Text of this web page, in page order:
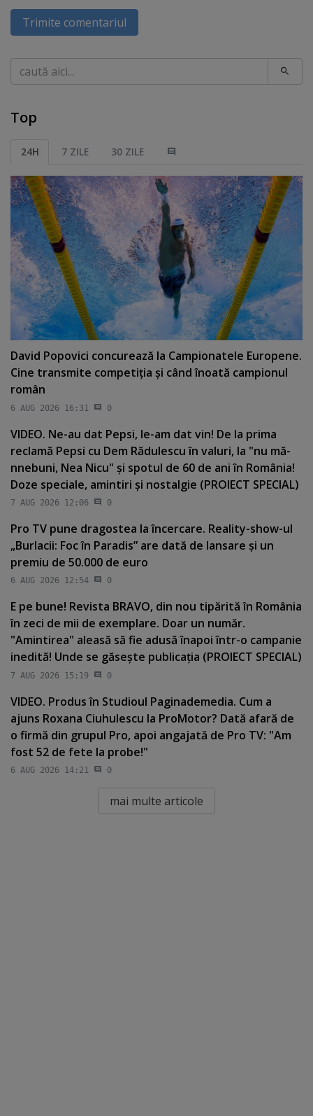
Trimite comentariul
Caută
Top
24H 7 ZILE 30 ZILE
David Popovici concurează la Campionatele Europene.
Cine transmite competiţia şi când înoată campionul
român
6 AUG 2026 16:31 0
VIDEO. Ne-au dat Pepsi, le-am dat vin! De la prima
reclamă Pepsi cu Dem Rădulescu în valuri, la "nu mă-
nnebuni, Nea Nicu" şi spotul de 60 de ani în România!
Doze speciale, amintiri şi nostalgie (PROIECT SPECIAL)
7 AUG 2026 12:06 0
Pro TV pune dragostea la încercare. Reality-show-ul
„Burlacii: Foc în Paradis” are dată de lansare şi un
premiu de 50.000 de euro
6 AUG 2026 12:54 0
E pe bune! Revista BRAVO, din nou tipărită în România
în zeci de mii de exemplare. Doar un număr.
"Amintirea" aleasă să fie adusă înapoi într-o campanie
inedită! Unde se găseşte publicaţia (PROIECT SPECIAL)
7 AUG 2026 15:19 0
VIDEO. Produs în Studioul Paginademedia. Cum a
ajuns Roxana Ciuhulescu la ProMotor? Dată afară de
o firmă din grupul Pro, apoi angajată de Pro TV: "Am
fost 52 de fete la probe!"
6 AUG 2026 14:21 0
mai multe articole